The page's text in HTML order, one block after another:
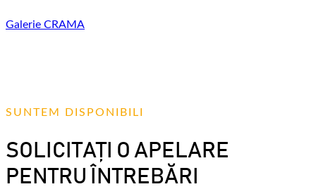
Galerie CRAMA
SUNTEM DISPONIBILI
SOLICITAȚI O APELARE
PENTRU ÎNTREBĂRI